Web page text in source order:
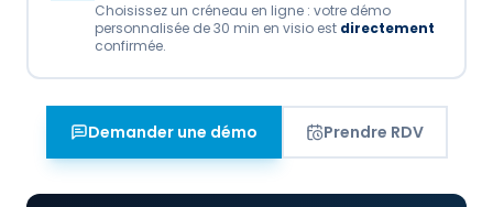
Choisissez un créneau en ligne : votre démo
personnalisée de 30 min en visio est directement
confirmée.
Demander une démo Prendre RDV